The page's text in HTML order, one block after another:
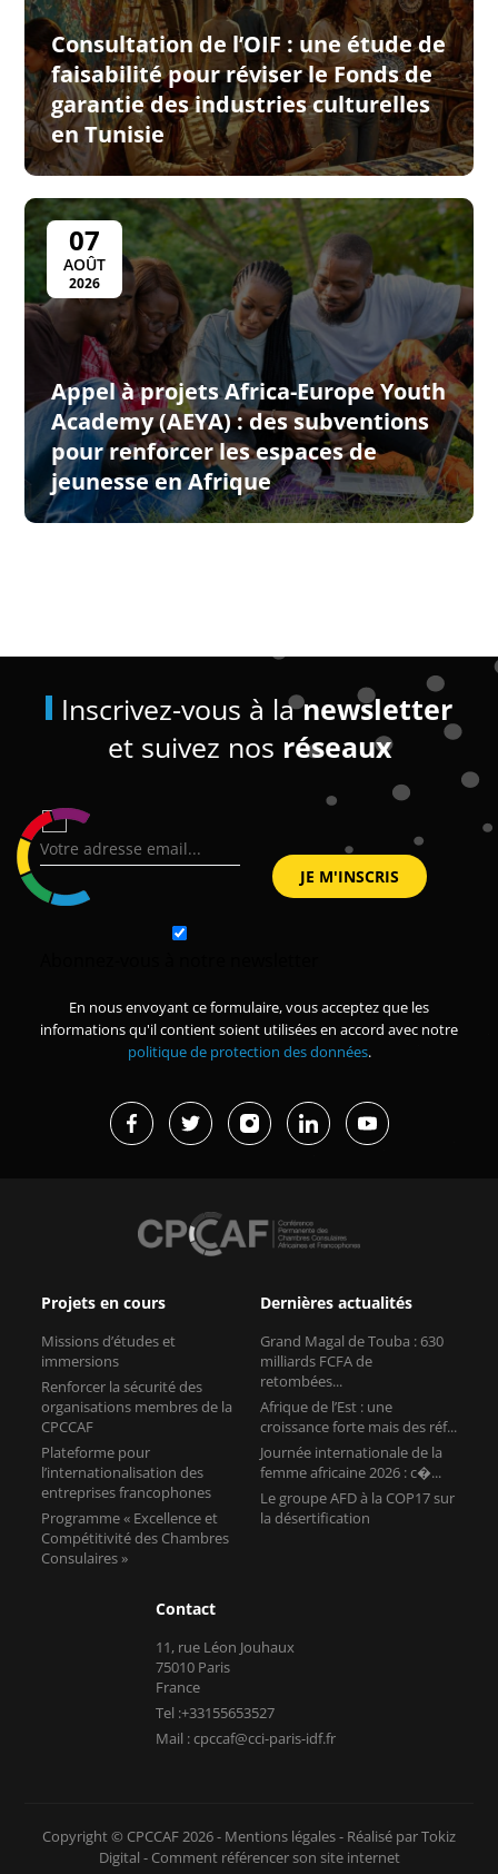
Consultation de l’OIF : une étude de
faisabilité pour réviser le Fonds de
garantie des industries culturelles
en Tunisie
07
AOÛT
2026
Appel à projets Africa-Europe Youth
Academy (AEYA) : des subventions
pour renforcer les espaces de
jeunesse en Afrique
Inscrivez-vous à lanewsletter
et suivez nos réseaux
En nous envoyant ce formulaire, vous acceptez que les
informations qu'il contient soient utilisées en accord avec notre
politique de protection des données.
Projets en cours
Missions d’études et
immersions
Renforcer la sécurité des
organisations membres de la
CPCCAF
Plateforme pour
l’internationalisation des
entreprises francophones
Programme « Excellence et
Compétitivité des Chambres
Consulaires »
Dernières actualités
Grand Magal de Touba : 630
milliards FCFA de
retombées...
Afrique de l’Est : une
croissance forte mais des réf...
Journée internationale de la
femme africaine 2026 : c�...
Le groupe AFD à la COP17 sur
la désertification
Contact
11, rue Léon Jouhaux
75010 Paris
France
Tel :+33155653527
Mail : cpccaf@cci-paris-idf.fr
Copyright © CPCCAF 2026 - Mentions légales- Réalisé par Tokiz
Digital - Comment référencer son site internet